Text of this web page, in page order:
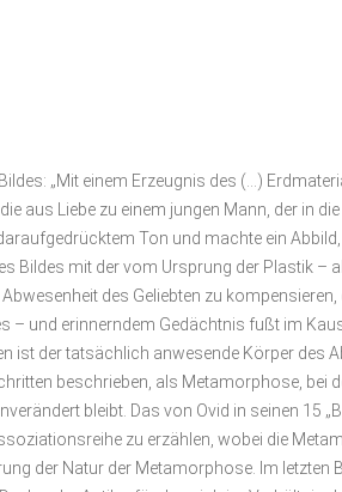
„Mit einem Erzeugnis des (…)
aus Liebe zu einem jungen Mann, der in
Ton und machte ein
Bildes mit der vom Ursprung der Plastik –
des Geliebten zu
– und erinnerndem Gedächtnis fußt im
der tatsächlich anwesende Körper des
beschrieben, als Metamorphose, bei
bleibt. Das von Ovid in seinen 15
zu erzählen, wobei die
der Natur der Metamorphose. Im letzten